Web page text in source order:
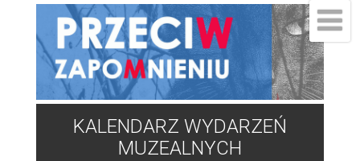
KALENDARZ WYDARZEŃ
MUZEALNYCH